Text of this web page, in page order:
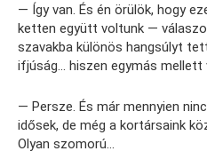
— Így van. És én örülök, hogy
ketten együtt voltunk —
szavakba különös hangsúlyt
ifjúság… hiszen egymás mellett
— Persze. És már mennyien
idősek, de még a kortársaink
Olyan szomorú…